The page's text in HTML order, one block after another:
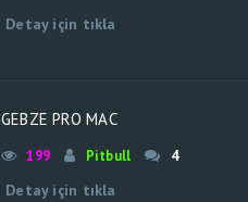
Detay için tıkla
GEBZE PRO MAC
199 Pitbull 4
Detay için tıkla